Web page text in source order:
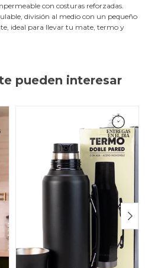
con costuras reforzadas.
división al medio con un pequeño
ideal para llevar tu mate, termo y
pueden interesar